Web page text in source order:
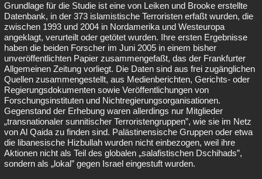
Grundlage für die Studie ist eine von Leiken und Brooke erstellte
Datenbank, in der 373 islamistische Terroristen erfaßt wurden, die
zwischen 1993 und 2004 in Nordamerika und Westeuropa
angeklagt, verurteilt oder getötet wurden. Ihre ersten Ergebnisse
haben die beiden Forscher im Juni 2005 in einem bisher
unveröffentlichten Papier zusammengefaßt, das der Frankfurter
Allgemeinen Zeitung vorliegt. Die Daten sind aus frei zugänglichen
Quellen zusammengestellt, aus Medienberichten, Gerichts- oder
Regierungsdokumenten sowie Veröffentlichungen von
Forschungsinstituten und Nichtregierungsorganisationen.
Gegenstand der Erhebung waren allerdings nur Mitglieder
„transnationaler sunnitischer Terroristengruppen”, wie sie im Netz
von Al Qaida zu finden sind. Palästinensische Gruppen oder etwa
die libanesische Hizbullah wurden nicht einbezogen, weil ihre
Aktionen nicht als Teil des globalen „salafistischen Dschihads”,
sondern als „lokal” gegen Israel eingestuft wurden.